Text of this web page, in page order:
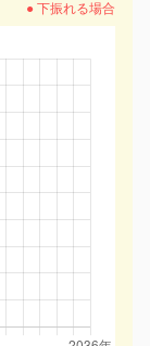
● 下振れる場合